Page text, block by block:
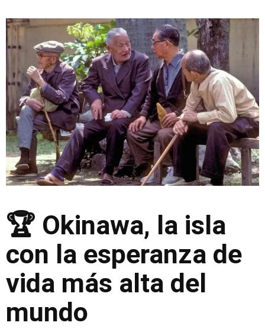
🏆 Okinawa, la isla
con la esperanza de
vida más alta del
mundo